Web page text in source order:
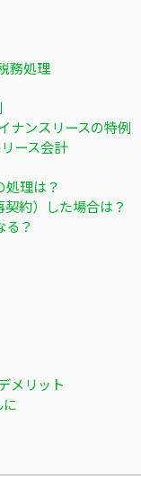
務処理
ナンスリースの特例
ース会計
理は？
約）した場合は？
？
メリット